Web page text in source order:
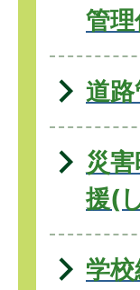
管
道
災
援(
学